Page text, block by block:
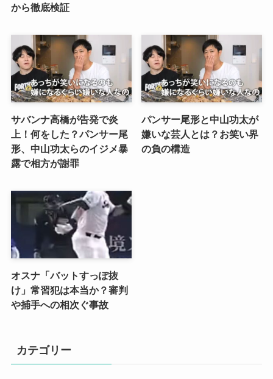
から徹底検証
サバンナ高橋が告発で炎
上！何をした？パンサー尾
形、中山功太らのイジメ暴
露で相方が謝罪
パンサー尾形と中山功太が
嫌いな芸人とは？お笑い界
の負の構造
オスナ「バットすっぽ抜
け」常習犯は本当か？審判
や捕手への相次ぐ事故
カテゴリー